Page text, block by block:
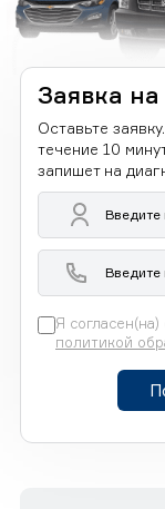
Заявка
Оставьте
течение 10
запишет на
Я согласен(на)
политикой